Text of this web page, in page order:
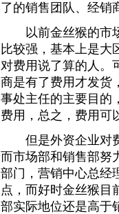
了的销售团队、经销
以前金丝猴的市场
比较强，基本上是大
对费用说了算的人。
商是有了费用才发货
事处主任的主要目的
费用，总之，费用可
但是外资企业对费
而市场部和销售部努
部门，营销中心总经
点，而好时金丝猴目
部实际地位还是高于